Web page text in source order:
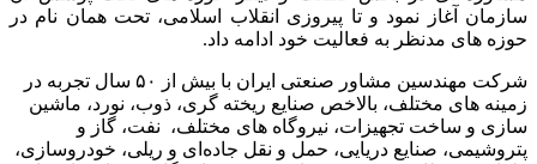
آغاز نمود و تا پیروزی انقلاب اسلامی، تحت همان نام در
های مدنظر به فعالیت خود ادامه داد.
شرکت مهندسین مشاور صنعتی ایران با بیش از ۵۰ سال تجربه در
های مختلف،‏ بالاخص صنایع ریخته گری‏، ذوب، نورد، ماشین
و ساخت تجهیزات، نیروگاه های مختلف، نفت، گاز و
صنایع دریایی، حمل و نقل جاده‌ای و ریلی، خودروسازی،